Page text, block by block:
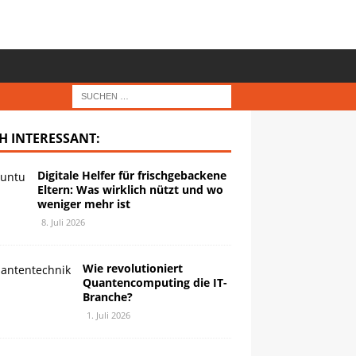
INTERESSANT:
Digitale Helfer für frischgebackene
Eltern: Was wirklich nützt und wo
weniger mehr ist
8. Juli 2026
Wie revolutioniert
Quantencomputing die IT-
Branche?
1. Juli 2026